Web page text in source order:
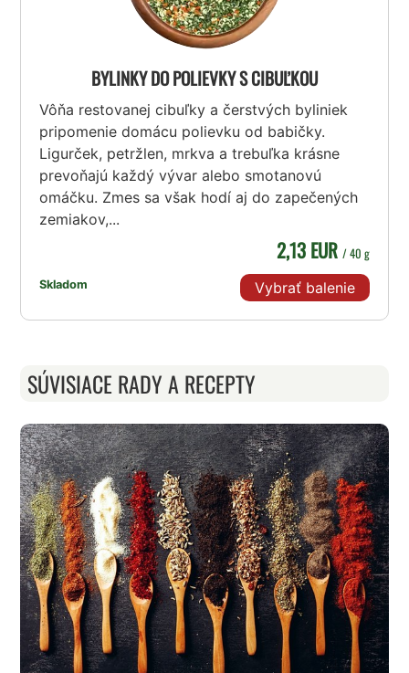
BYLINKY DO POLIEVKY S CIBUĽKOU
Vôňa restovanej cibuľky a čerstvých byliniek
pripomenie domácu polievku od babičky.
Ligurček, petržlen, mrkva a trebuľka krásne
prevoňajú každý vývar alebo smotanovú
omáčku. Zmes sa však hodí aj do zapečených
zemiakov,...
Skladom
2,13 EUR / 40 g
Vybrať balenie
SÚVISIACE RADY A RECEPTY